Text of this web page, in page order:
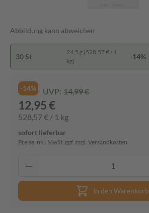
Abbildung kann abweichen
30 St
24,5 g (528,57 € / 1
kg)
-14%
-14% UVP: 14,99 €
12,95 €
528,57 € / 1 kg
sofort lieferbar
Preise inkl. MwSt. ggf. zzgl. Versandkosten
In den Warenkorb